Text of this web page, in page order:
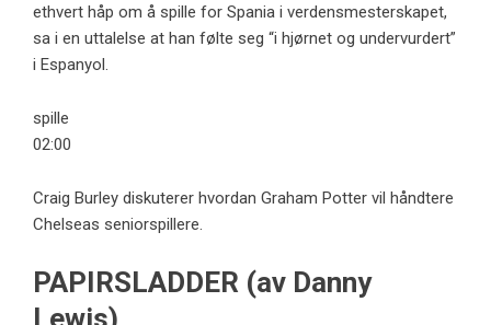
ethvert håp om å spille for Spania i verdensmesterskapet,
sa i en uttalelse at han følte seg “i hjørnet og undervurdert”
i Espanyol.
spille
02:00
Craig Burley diskuterer hvordan Graham Potter vil håndtere
Chelseas seniorspillere.
PAPIRSLADDER (av Danny